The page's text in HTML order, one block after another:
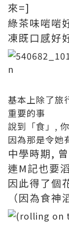
來=]
綠茶味啱啱
凍既口感好
基本上除了旅
重要的事
說到「食」,
因為那是令她
中學時期,
連M記也要
因此得了個
（因為食神